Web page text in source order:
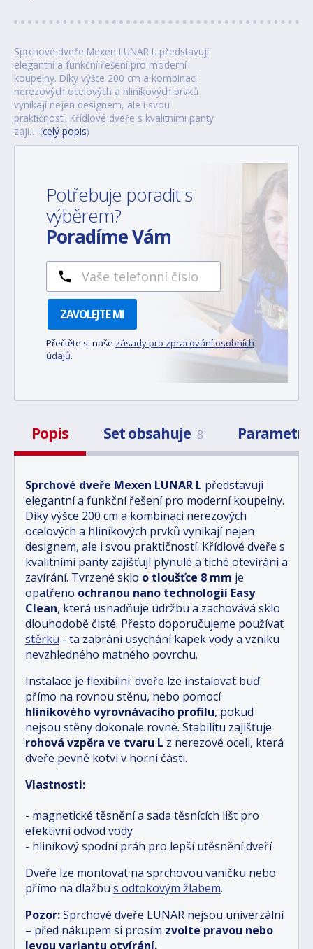
Sprchové dveře Mexen LUNAR L představují
elegantní a funkční řešení pro moderní
koupelny. Díky výšce 200 cm a kombinaci
nerezových ocelových a hliníkových prvků
vynikají nejen designem, ale i svou
praktičností. Křídlové dveře s kvalitními panty
zaji… (celý popis)
Potřebuje poradit s
výběrem?
Poradíme Vám
ZAVOLEJTE MI
Přečtěte si naše zásady pro zpracování osobních
údajů.
Popis Set obsahuje 8 Parametry
Sprchové dveře Mexen LUNAR L představují
elegantní a funkční řešení pro moderní koupelny.
Díky výšce 200 cm a kombinaci nerezových
ocelových a hliníkových prvků vynikají nejen
designem, ale i svou praktičností. Křídlové dveře s
kvalitními panty zajišťují plynulé a tiché otevírání a
zavírání. Tvrzené sklo o tloušťce 8 mm je
opatřeno ochranou nano technologií Easy
Clean, která usnadňuje údržbu a zachovává sklo
dlouhodobě čisté. Přesto doporučujeme používat
stěrku - ta zabrání usychání kapek vody a vzniku
nevzhledného matného povrchu.
Instalace je flexibilní: dveře lze instalovat buď
přímo na rovnou stěnu, nebo pomocí
hliníkového vyrovnávacího profilu, pokud
nejsou stěny dokonale rovné. Stabilitu zajišťuje
rohová vzpěra ve tvaru L z nerezové oceli, která
dveře pevně kotví v horní části.
Vlastnosti:
- magnetické těsnění a sada těsnících lišt pro
efektivní odvod vody
- hliníkový spodní práh pro lepší utěsnění dveří
Dveře lze montovat na sprchovou vaničku nebo
přímo na dlažbu s odtokovým žlabem.
Pozor:Sprchové dveře LUNAR nejsou univerzální
– před nákupem si prosím zvolte pravou nebo
levou variantu otvírání.